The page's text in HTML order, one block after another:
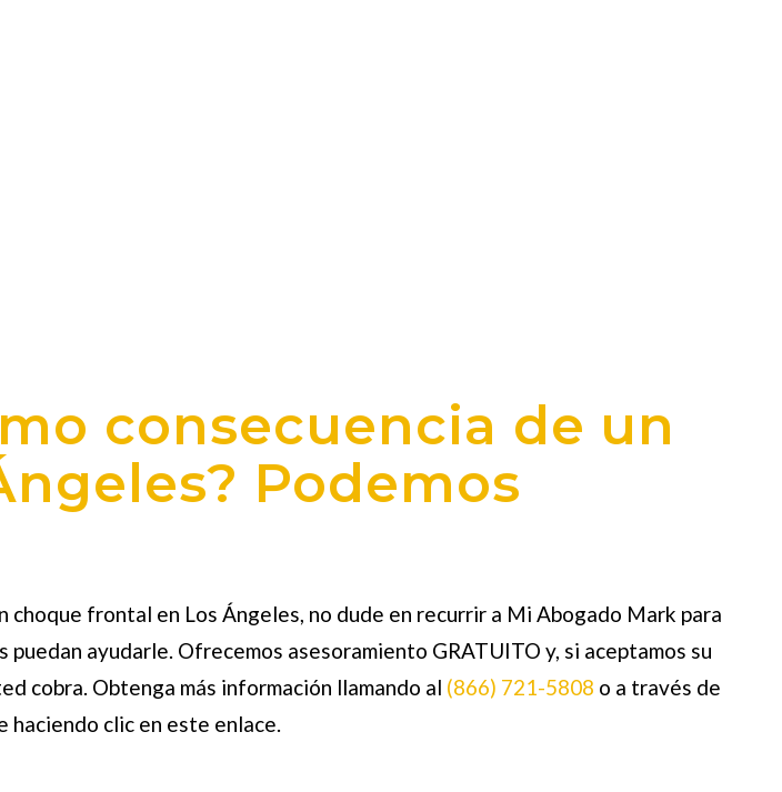
consecuencia de un
Podemos
frontal en Los Ángeles, no dude en recurrir a Mi Abogado Mark para
ayudarle. Ofrecemos asesoramiento GRATUITO y, si aceptamos su
cobra. Obtenga más información llamando al (866) 721-5808 o a través de
clic en este enlace.